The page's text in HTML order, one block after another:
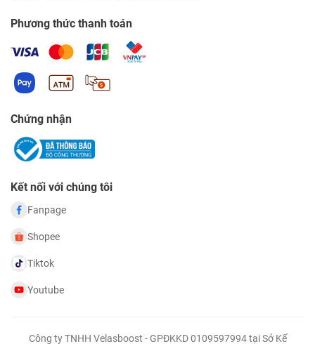
Phương thức thanh toán
Chứng nhận
Kết nối với chúng tôi
Fanpage
Shopee
Tiktok
Youtube
Công ty TNHH Velasboost - GPĐKKD 0109597994 tại Sở Kế